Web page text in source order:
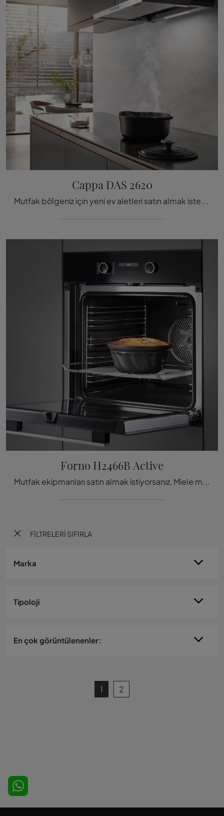
FILTRELERI SIFIRLA
Marka
Tipoloji
En çok görüntülenenler:
Cappa DAS 2620
Mutfak bölgeniz için yeni ev aletleri satın almak isterseniz, Miele markasının DAS 2620 modeli hakkında bilgi edinin.
Forno H2466B Active
Mutfak ekipmanları satın almak istiyorsanız, Miele markasının H2466B Active model fırın hakkında bilgi edinin.
1 2